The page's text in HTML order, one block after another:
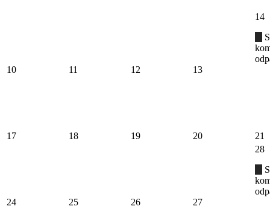
10 11 12 13
14
17 18 19 20 21
24 25 26 27
28